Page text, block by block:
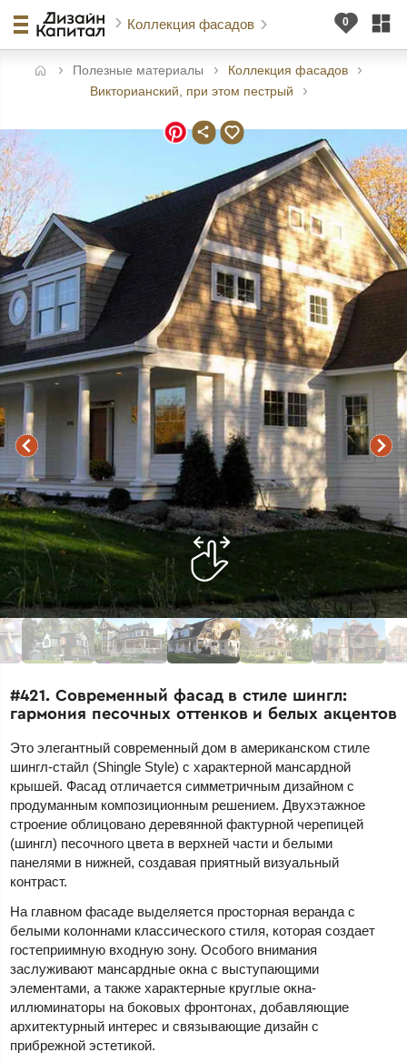
Коллекция фасадов
Полезные материалы
Коллекция фасадов
Викторианский, при этом пестрый
#421. Современный фасад в стиле шингл:
гармония песочных оттенков и белых акцентов
Это элегантный современный дом в американском стиле
шингл-стайл (Shingle Style) с характерной мансардной
крышей. Фасад отличается симметричным дизайном с
продуманным композиционным решением. Двухэтажное
строение облицовано деревянной фактурной черепицей
(шингл) песочного цвета в верхней части и белыми
панелями в нижней, создавая приятный визуальный
контраст.
На главном фасаде выделяется просторная веранда с
белыми колоннами классического стиля, которая создает
гостеприимную входную зону. Особого внимания
заслуживают мансардные окна с выступающими
элементами, а также характерные круглые окна-
иллюминаторы на боковых фронтонах, добавляющие
архитектурный интерес и связывающие дизайн с
прибрежной эстетикой.